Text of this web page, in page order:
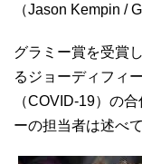
（Jason Kempin /
グラミー賞を受賞
るジョーディフィ
（COVID-19）の
ーの担当者は述べ